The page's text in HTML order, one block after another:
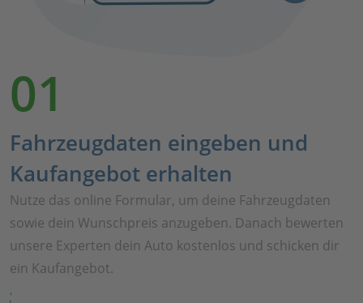
01
Fahrzeugdaten eingeben und
Kaufangebot erhalten
Nutze das online Formular, um deine Fahrzeugdaten
sowie dein Wunschpreis anzugeben. Danach bewerten
unsere Experten dein Auto kostenlos und schicken dir
ein Kaufangebot.